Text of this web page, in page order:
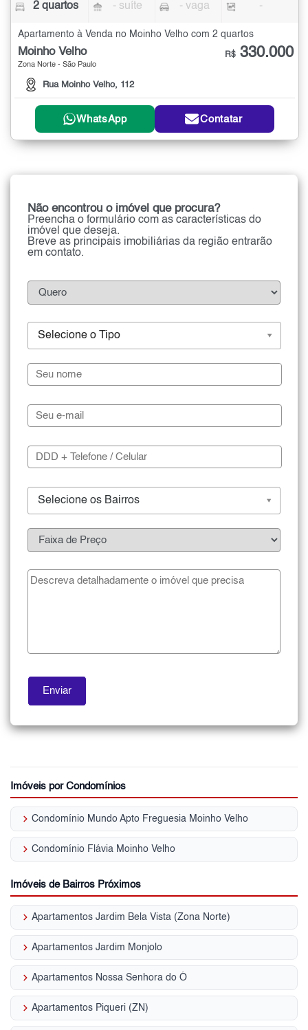
2 quartos - suíte - vaga -
Apartamento à Venda no Moinho Velho com 2 quartos
Moinho Velho
Zona Norte - São Paulo
Rua Moinho Velho, 112
R$ 330.000
WhatsApp Contatar
Não encontrou o imóvel que procura?
Preencha o formulário com as características do
imóvel que deseja.
Breve as principais imobiliárias da região entrarão
em contato.
Selecione o Tipo
Selecione os Bairros
Imóveis por Condomínios
keyboard_arrow_right Condomínio Mundo Apto Freguesia Moinho Velho
keyboard_arrow_right Condomínio Flávia Moinho Velho
Imóveis de Bairros Próximos
keyboard_arrow_right Apartamentos Jardim Bela Vista (Zona Norte)
keyboard_arrow_right Apartamentos Jardim Monjolo
keyboard_arrow_right Apartamentos Nossa Senhora do Ó
keyboard_arrow_right Apartamentos Piqueri (ZN)